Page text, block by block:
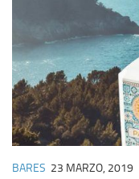
BARES 23 MARZO, 2019